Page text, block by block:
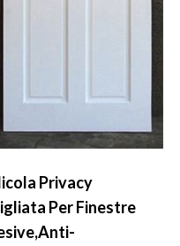
Privacy
Per Finestre